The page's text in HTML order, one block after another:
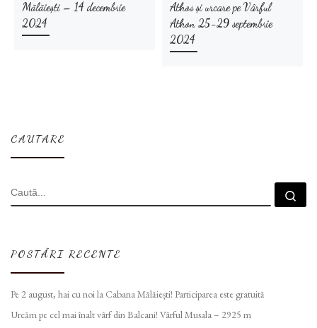
Mălăiești – 14 decembrie
2024
Athos și urcare pe Vârful
Athon 25-29 septembrie
2024
CAUTARE
CĂUTARE
POSTĂRI RECENTE
Pe 2 august, hai cu noi la Cabana Mălăiești! Participarea este gratuită
Urcăm pe cel mai înalt vârf din Balcani! Vârful Musala – 2925 m